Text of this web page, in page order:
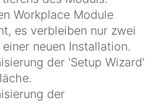
Workplace Module
es verbleiben nur zwei
neuen Installation.
der 'Setup Wizard'
der